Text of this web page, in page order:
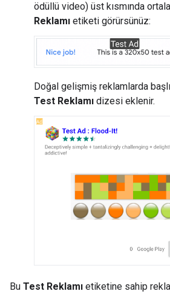
ödüllü video) üst kısmında
Reklamı etiketi görürsünüz:
Doğal gelişmiş reklamlarda
Test Reklamı dizesi eklenir.
Bu Test Reklamı etiketine sahip